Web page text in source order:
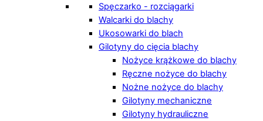
Spęczarko - rozciągarki
Walcarki do blachy
Ukosowarki do blach
Gilotyny do cięcia blachy
Nożyce krążkowe do blachy
Ręczne nożyce do blachy
Nożne nożyce do blachy
Gilotyny mechaniczne
Gilotyny hydrauliczne